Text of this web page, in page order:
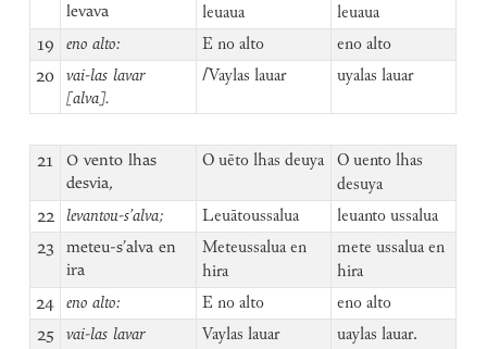
levava
leuaua
leuaua
19 eno alto: E no alto eno alto
20
vai-las lavar
[alva].
⌈Vaylas lauar uyalas lauar
21
O vento lhas
desvia,
O uēto lhas deuya
O uento lhas
desuya
22 levantou-s’alva; Leuātoussalua leuanto ussalua
23
meteu-s’alva en
ira
Meteussalua en
hira
mete ussalua en
hira
24 eno alto: E no alto eno alto
25
vai-las lavar
Vaylas lauar uaylas lauar.